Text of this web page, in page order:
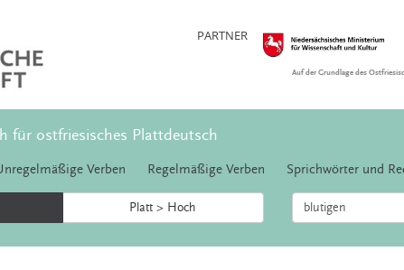
PARTNER
Auf der Grundlage des
für ostfriesisches Plattdeutsch
Verben Regelmäßige Verben Sprichwörter und
Platt > Hoch